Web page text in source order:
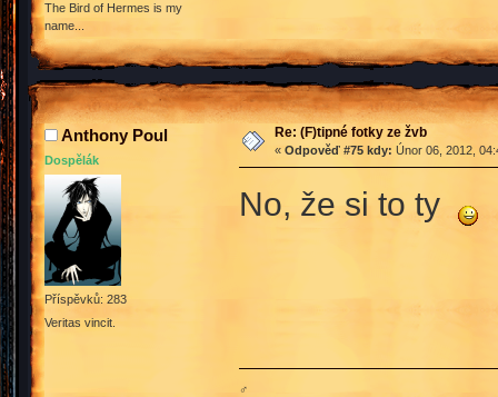
The Bird of Hermes is my
name...
Anthony Poul
Dospělák
Příspěvků: 283
Veritas vincit.
Re: (F)tipné fotky ze žvb
« Odpověď #75 kdy: Únor 06, 2012,
No, že si to ty
♂